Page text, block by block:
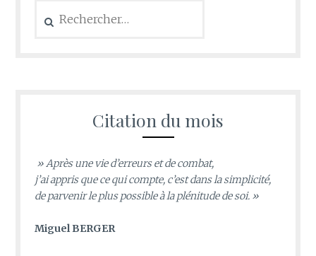
Citation du mois
» Après une vie d’erreurs et de combat,
j’ai appris que ce qui compte, c’est dans la simplicité,
de parvenir le plus possible à la plénitude de soi. »
Miguel BERGER